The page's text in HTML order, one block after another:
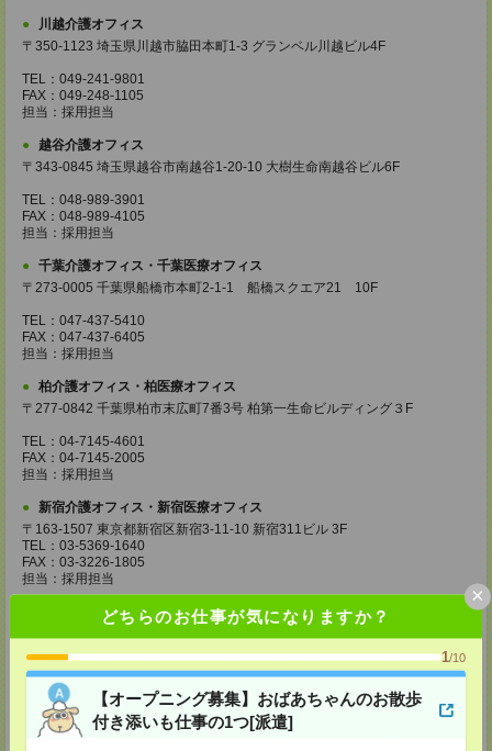
どちらのお仕事が気になりますか？
1/10
【オープニング募集】おばあちゃんのお散歩
付き添いも仕事の1つ[派遣]
×
川越介護オフィス
〒350-1123 埼玉県川越市脇田本町1-3 グランベル川越ビル4F
TEL：049-241-9801
FAX：049-248-1105
担当：採用担当
越谷介護オフィス
〒343-0845 埼玉県越谷市南越谷1-20-10 大樹生命南越谷ビル6F
TEL：048-989-3901
FAX：048-989-4105
担当：採用担当
千葉介護オフィス・千葉医療オフィス
〒273-0005 千葉県船橋市本町2-1-1 船橋スクエア21 10F
TEL：047-437-5410
FAX：047-437-6405
担当：採用担当
柏介護オフィス・柏医療オフィス
〒277-0842 千葉県柏市末広町7番3号 柏第一生命ビルディング３F
TEL：04-7145-4601
FAX：04-7145-2005
担当：採用担当
新宿介護オフィス・新宿医療オフィス
〒163-1507 東京都新宿区新宿3-11-10 新宿311ビル 3F
TEL：03-5369-1640
FAX：03-3226-1805
担当：採用担当
池袋介護オフィス・池袋医療オフィス
TEL：03-5369-1640
FAX：03-3226-1805
担当：採用担当